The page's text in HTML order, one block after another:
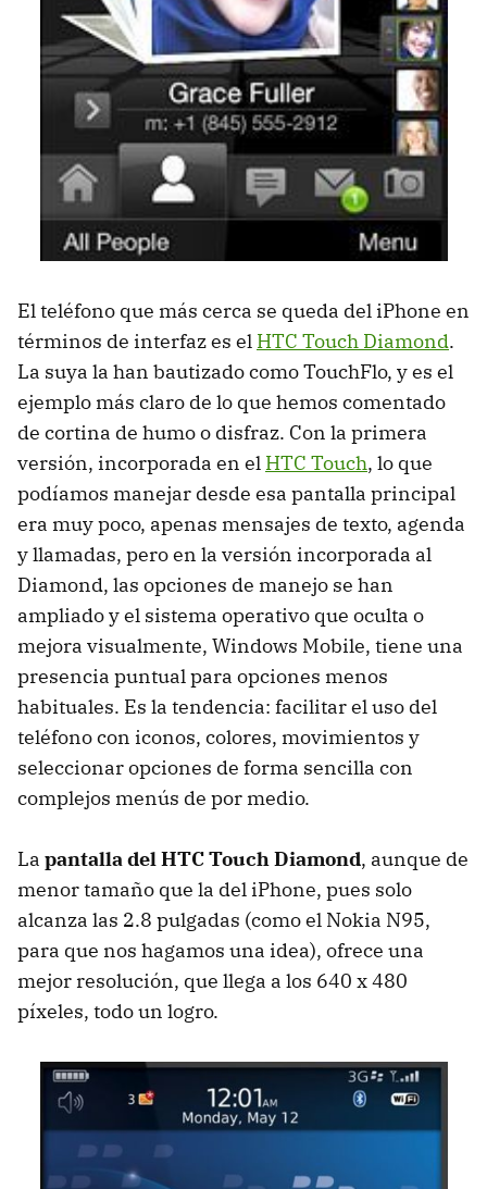
El teléfono que más cerca se queda del iPhone en
términos de interfaz es el HTC Touch Diamond.
La suya la han bautizado como TouchFlo, y es el
ejemplo más claro de lo que hemos comentado
de cortina de humo o disfraz. Con la primera
versión, incorporada en el HTC Touch, lo que
podíamos manejar desde esa pantalla principal
era muy poco, apenas mensajes de texto, agenda
y llamadas, pero en la versión incorporada al
Diamond, las opciones de manejo se han
ampliado y el sistema operativo que oculta o
mejora visualmente, Windows Mobile, tiene una
presencia puntual para opciones menos
habituales. Es la tendencia: facilitar el uso del
teléfono con iconos, colores, movimientos y
seleccionar opciones de forma sencilla con
complejos menús de por medio.
La pantalla del HTC Touch Diamond, aunque de
menor tamaño que la del iPhone, pues solo
alcanza las 2.8 pulgadas (como el Nokia N95,
para que nos hagamos una idea), ofrece una
mejor resolución, que llega a los 640 x 480
píxeles, todo un logro.